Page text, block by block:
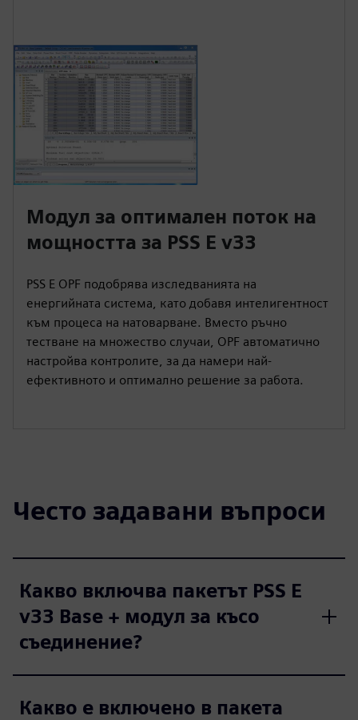
Модул за оптимален поток на
мощността за PSS E v33
PSS E OPF подобрява изследванията на
енергийната система, като добавя интелигентност
към процеса на натоварване. Вместо ръчно
тестване на множество случаи, OPF автоматично
настройва контролите, за да намери най-
ефективното и оптимално решение за работа.
Често задавани въпроси
Какво включва пакетът PSS E
v33 Base + модул за късо
съединение?
Какво е включено в пакета